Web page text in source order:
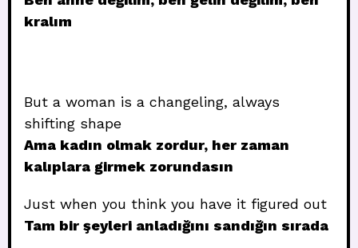
kralım
But a woman is a changeling, always
shifting shape
Ama kadın olmak zordur, her zaman
kalıplara girmek zorundasın
Just when you think you have it figured out
Tam bir şeyleri anladığını sandığın sırada